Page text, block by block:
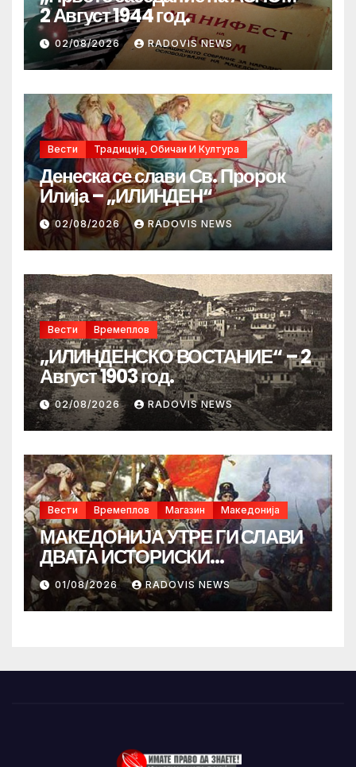
2 Август 1944 год.
02/08/2026 RADOVIS NEWS
Вести Традиција, Обичаи И Култура
Денеска се слави Св. Пророк
Илија – „ИЛИНДЕН“
02/08/2026 RADOVIS NEWS
Вести Времеплов
„ИЛИНДЕНСКО ВОСТАНИЕ“ – 2
Август 1903 год.
02/08/2026 RADOVIS NEWS
Вести Времеплов Магазин Македонија
МАКЕДОНИЈА УТРЕ ГИ СЛАВИ
ДВАТА ИСТОРИСКИ
ИЛИНДЕНА!
01/08/2026 RADOVIS NEWS